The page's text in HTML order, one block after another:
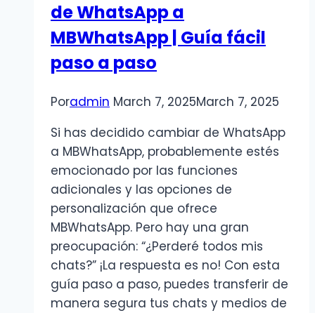
de WhatsApp a
MBWhatsApp | Guía fácil
paso a paso
Poradmin March 7, 2025March 7, 2025
Si has decidido cambiar de WhatsApp
a MBWhatsApp, probablemente estés
emocionado por las funciones
adicionales y las opciones de
personalización que ofrece
MBWhatsApp. Pero hay una gran
preocupación: “¿Perderé todos mis
chats?” ¡La respuesta es no! Con esta
guía paso a paso, puedes transferir de
manera segura tus chats y medios de